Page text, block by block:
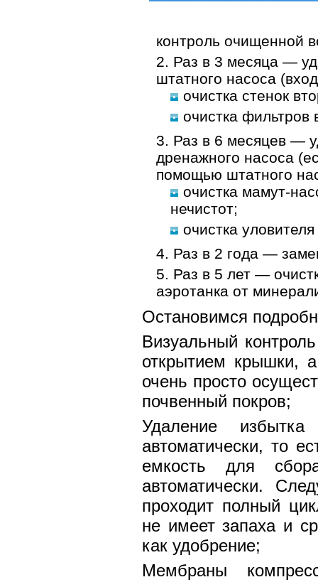
контроль очищенной
Раз в 3 месяца —
штатного насоса
очистка стенок
очистка фильтров
Раз в 6 месяцев —
дренажного насоса
помощью штатного
очистка мамут-
нечистот;
очистка
Раз в 2 года —
Раз в 5 лет —
аэротанка от
Остановимся
Визуальный
открытием крышки,
очень просто
почвенный покров;
Удаление
автоматически, то
емкость для
автоматически.
проходит полный
не имеет запаха и
как удобрение;
Мембраны